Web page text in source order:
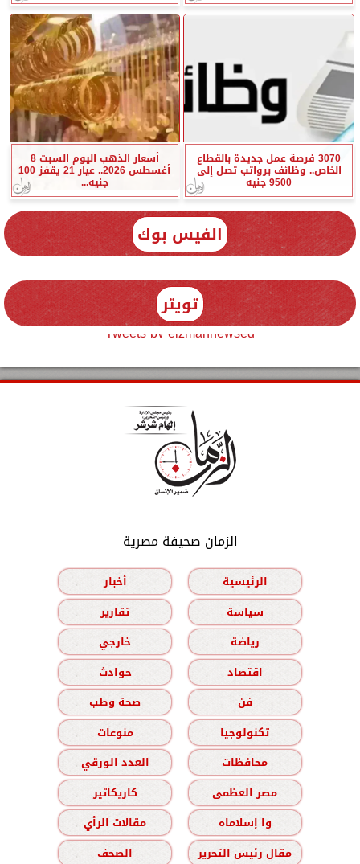
3070 فرصة عمل جديدة بالقطاع
الخاص.. وظائف برواتب تصل إلى
9500 جنيه
أسعار الذهب اليوم السبت 8
أغسطس 2026.. عيار 21 يقفز 100
جنيه...
الفيس بوك
تويتر
Tweets by elzmannewseg
الزمان صحيفة مصرية
الرئيسية
أخبار
سياسة
تقارير
رياضة
خارجي
اقتصاد
حوادث
فن
صحة وطب
تكنولوجيا
منوعات
محافظات
العدد الورقي
مصر العظمى
كاريكاتير
وا إسلاماه
مقالات الرأي
مقال رئيس التحرير
الصحف